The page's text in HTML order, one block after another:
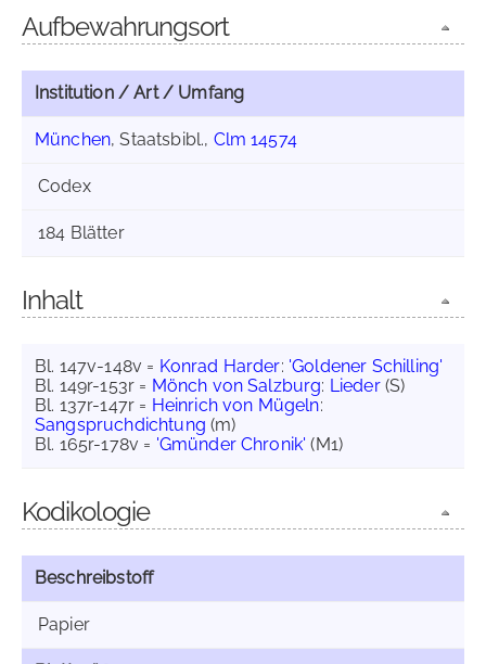
Aufbewahrungsort
Institution / Art / Umfang
München, Staatsbibl., Clm 14574
Codex
184 Blätter
Inhalt
Bl. 147v-148v = Konrad Harder: 'Goldener Schilling'
Bl. 149r-153r = Mönch von Salzburg: Lieder(S)
Bl. 137r-147r = Heinrich von Mügeln:
Sangspruchdichtung (m)
Bl. 165r-178v = 'Gmünder Chronik' (M1)
Kodikologie
Beschreibstoff
Papier